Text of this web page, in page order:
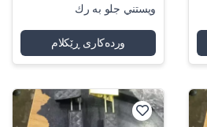
ويستني جلو به رك
وردەکاری ڕێکلام